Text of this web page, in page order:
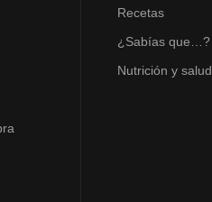
Recetas
¿Sabías que…?
Nutrición y salud